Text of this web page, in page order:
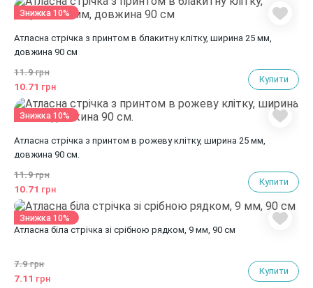
Атласна стрічка з принтом в блакитну клітку, ширина 25 мм,
довжина 90 см
11.9грн
10.71 грн
Купити
Знижка 10%
Атласна стрічка з принтом в рожеву клітку, ширина 25 мм,
довжина 90 см.
11.9грн
10.71 грн
Купити
Знижка 10%
Атласна біла стрічка зі срібною рядком, 9 мм, 90 см
7.9грн
7.11 грн
Купити
Знижка 10%